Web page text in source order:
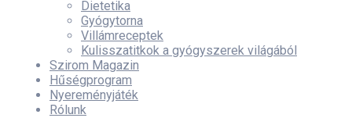
Dietetika
Gyógytorna
Villámreceptek
Kulisszatitkok a gyógyszerek világából
Szirom Magazin
Hűségprogram
Nyereményjáték
Rólunk